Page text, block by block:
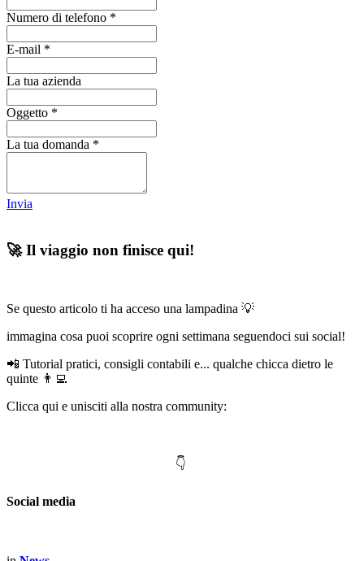
Numero di telefono *
E-mail *
La tua azienda
Oggetto *
La tua domanda *
Invia
🚀 Il viaggio non finisce qui!
Se questo articolo ti ha acceso una lampadina 💡
immagina cosa puoi scoprire ogni settimana seguendoci sui social!
📲 Tutorial pratici, consigli contabili e... qualche chicca dietro le
quinte 👨‍💻
Clicca qui e unisciti alla nostra community:
👇
Social media